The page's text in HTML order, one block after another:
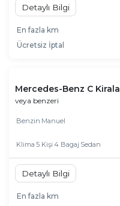
Detaylı Bilgi
En fazla km
Ücretsiz İptal
Mercedes-Benz C Kirala
veya benzeri
Benzin Manuel
Klima 5 Kişi 4 Bagaj Sedan
Detaylı Bilgi
En fazla km